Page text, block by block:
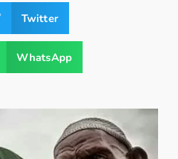
Twitter
WhatsApp